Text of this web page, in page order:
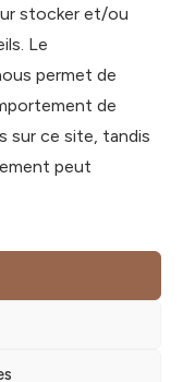
stocker et/ou
Le
permet de
de
sur ce site, tandis
peut